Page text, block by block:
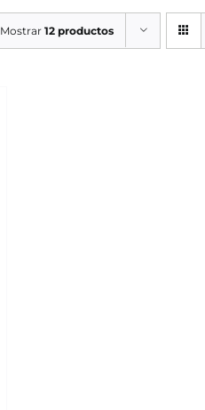
Mostrar12 productos